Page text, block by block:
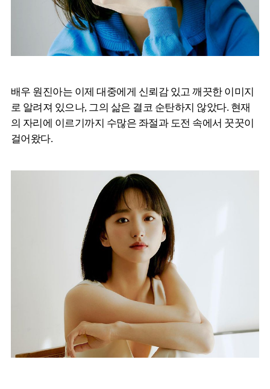
배우 원진아는 이제 대중에게 신뢰감 있고 깨끗한 이미지
로 알려져 있으나, 그의 삶은 결코 순탄하지 않았다. 현재
의 자리에 이르기까지 수많은 좌절과 도전 속에서 꿋꿋이
걸어왔다.